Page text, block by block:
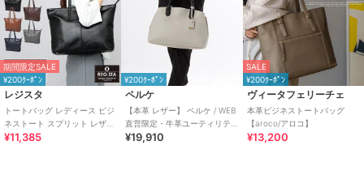
期間限定SALE
¥200ｸｰﾎﾟﾝ
レジスタ
トートバッグ レディース ビジ
ネストート スプリット レザー
牛床革
¥11,385
¥200ｸｰﾎﾟﾝ
ペルケ
【本革 レザー】 ペルケ / WEB
直営限定・牛革ユーティリテ
ィA4・2wayトートバッグ
¥19,910
SALE
¥200ｸｰﾎﾟﾝ
ヴィータフェリーチェ
本革ビジネストートバッグ
【aroco/アロコ】
¥13,200